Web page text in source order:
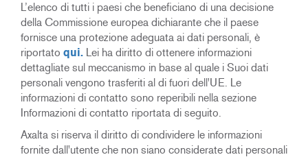
L’elenco di tutti i paesi che beneficiano di una decisione
della Commissione europea dichiarante che il paese
fornisce una protezione adeguata ai dati personali, è
riportato qui. Lei ha diritto di ottenere informazioni
dettagliate sul meccanismo in base al quale i Suoi dati
personali vengono trasferiti al di fuori dell'UE. Le
informazioni di contatto sono reperibili nella sezione
Informazioni di contatto riportata di seguito.
Axalta si riserva il diritto di condividere le informazioni
fornite dall'utente che non siano considerate dati personali